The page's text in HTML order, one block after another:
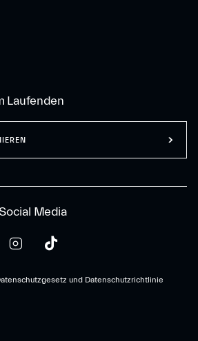
Media
und Datenschutzrichtlinie
Laufenden